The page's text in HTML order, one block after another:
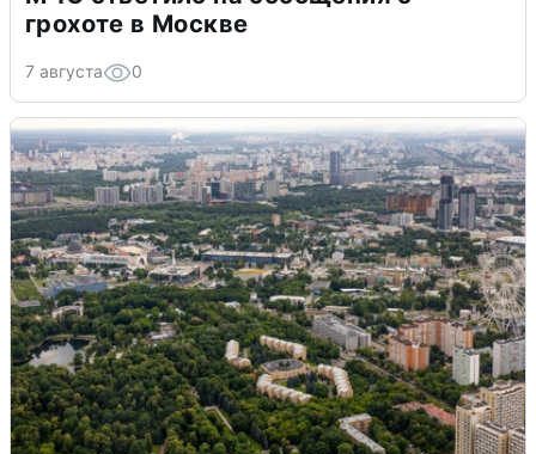
грохоте в Москве
7 августа 0